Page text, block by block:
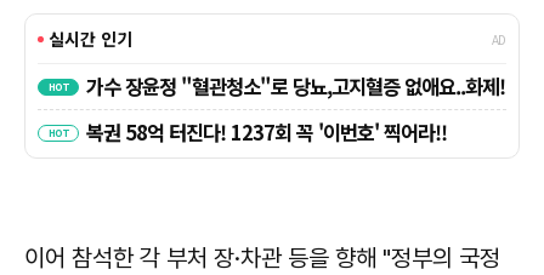
이어 참석한 각 부처 장·차관 등을 향해 "정부의 국정